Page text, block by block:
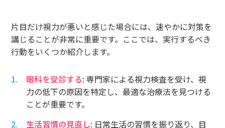
片目だけ視力が悪いと感じた場合には、速やかに対策を
講じることが非常に重要です。ここでは、実行するべき
行動をいくつか紹介します。
眼科を受診する: 専門家による視力検査を受け、視
力の低下の原因を特定し、最適な治療法を見つける
ことが重要です。
生活習慣の見直し: 日常生活の習慣を振り返り、目